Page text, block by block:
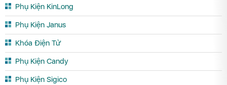
Phụ Kiện KinLong
Phụ Kiện Janus
Khóa Điện Tử
Phụ Kiện Candy
Phụ Kiện Sigico